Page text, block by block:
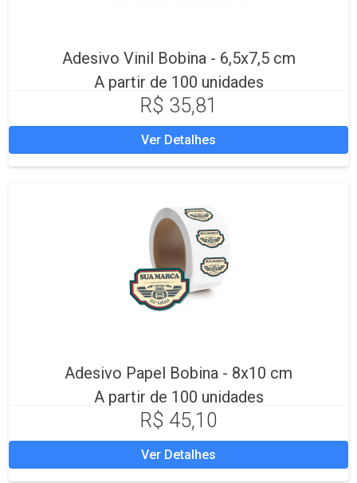
Adesivo Vinil Bobina - 6,5x7,5 cm
A partir de 100 unidades
R$ 35,81
Ver Detalhes
Adesivo Papel Bobina - 8x10 cm
A partir de 100 unidades
R$ 45,10
Ver Detalhes